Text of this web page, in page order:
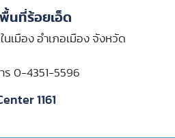
นที่ร้อยเอ็ด
เมือง อำเภอเมือง จังหวัด
ร 0-4351-5596
1161